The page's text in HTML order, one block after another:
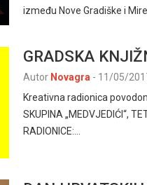
između Nove Gradiške i
GRADSKA
Autor Novagra - 11/05/
Kreativna radionica
SKUPINA „MEDVJEDIĆI“,
RADIONICE:…